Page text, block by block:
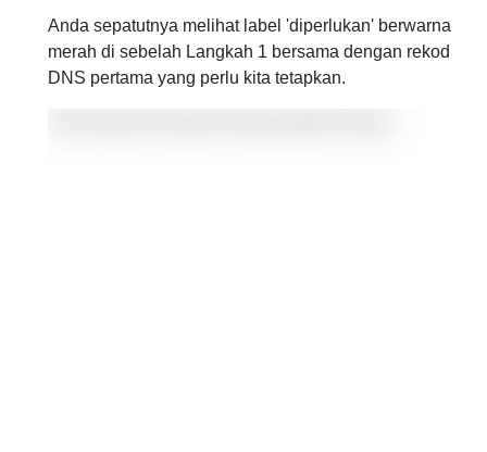
Anda sepatutnya melihat label 'diperlukan' berwarna
merah di sebelah Langkah 1 bersama dengan rekod
DNS pertama yang perlu kita tetapkan.